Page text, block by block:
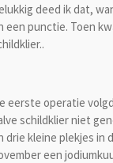
deed ik dat,
een punctie. Toen
eerste operatie
schildklier niet
drie kleine plekjes in
een